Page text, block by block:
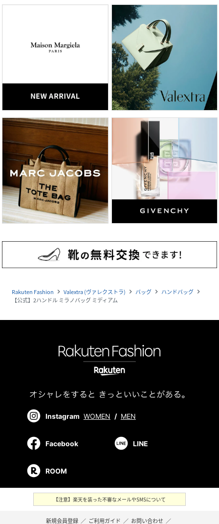
Rakuten Fashion navigate_next Valextra (ヴァレクストラ) navigate_next バッグ navigate_next ハンドバッグ navigate_next
【公式】2ハンドル ミラノバッグ ミディアム
Instagram WOMEN / MEN
Facebook LINE
ROOM
【注意】楽天を装った不審なメールやSMSについて
新規会員登録 ／ ご利用ガイド ／ お問い合わせ ／